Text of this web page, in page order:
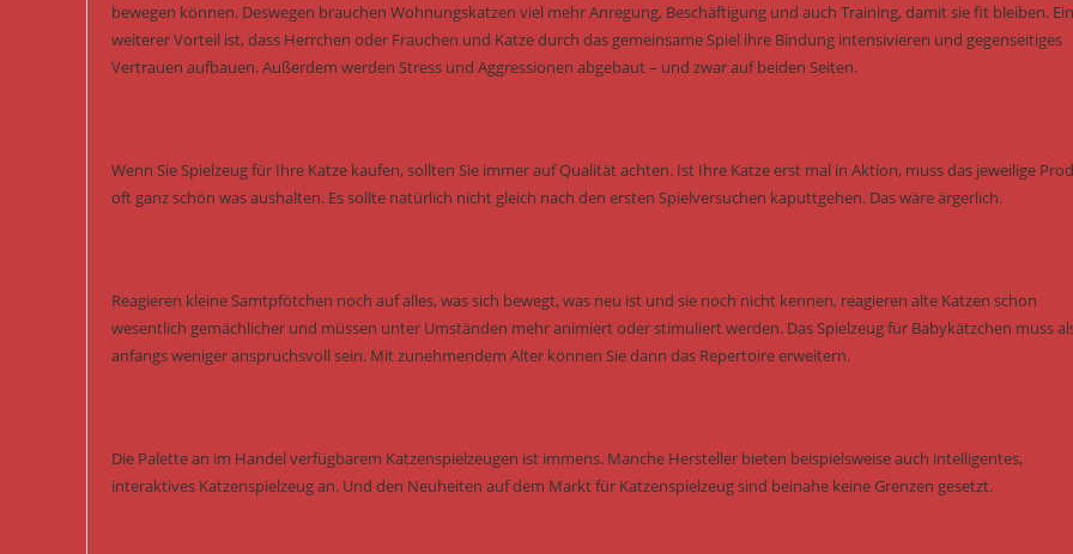
bewegen können. Deswegen brauchen Wohnungskatzen viel mehr Anregung, Beschäftigung und auch Training, damit sie fit bleiben. Ein
weiterer Vorteil ist, dass Herrchen oder Frauchen und Katze durch das gemeinsame Spiel ihre Bindung intensivieren und gegenseitiges
Vertrauen aufbauen. Außerdem werden Stress und Aggressionen abgebaut – und zwar auf beiden Seiten.
Wenn Sie Spielzeug für Ihre Katze kaufen, sollten Sie immer auf Qualität achten. Ist Ihre Katze erst mal in Aktion, muss das jeweilige
oft ganz schön was aushalten. Es sollte natürlich nicht gleich nach den ersten Spielversuchen kaputtgehen. Das wäre ärgerlich.
Reagieren kleine Samtpfötchen noch auf alles, was sich bewegt, was neu ist und sie noch nicht kennen, reagieren alte Katzen schon
wesentlich gemächlicher und müssen unter Umständen mehr animiert oder stimuliert werden. Das Spielzeug für Babykätzchen muss
anfangs weniger anspruchsvoll sein. Mit zunehmendem Alter können Sie dann das Repertoire erweitern.
Die Palette an im Handel verfügbarem Katzenspielzeugen ist immens. Manche Hersteller bieten beispielsweise auch intelligentes,
interaktives Katzenspielzeug an. Und den Neuheiten auf dem Markt für Katzenspielzeug sind beinahe keine Grenzen gesetzt.